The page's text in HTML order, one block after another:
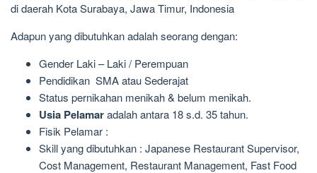
di daerah Kota Surabaya, Jawa Timur, Indonesia
Adapun yang dibutuhkan adalah seorang dengan:
Gender Laki – Laki / Perempuan
Pendidikan SMA atau Sederajat
Status pernikahan menikah & belum menikah.
Usia Pelamaradalah antara 18 s.d. 35 tahun.
Fisik Pelamar :
Skill yang dibutuhkan : Japanese Restaurant Supervisor,
Cost Management, Restaurant Management, Fast Food